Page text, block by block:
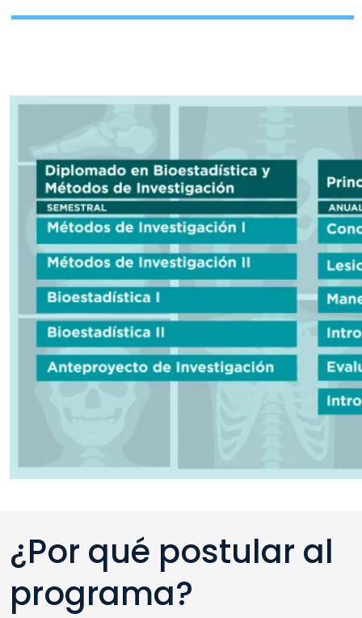
¿Por qué postular al
programa?